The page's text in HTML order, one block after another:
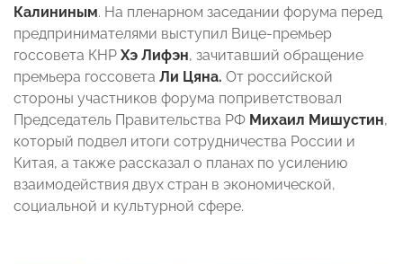
Калининым. На пленарном заседании форума перед
предпринимателями выступил Вице-премьер
госсовета КНР Хэ Лифэн, зачитавший обращение
премьера госсовета Ли Цяна. От российской
стороны участников форума поприветствовал
Председатель Правительства РФ Михаил Мишустин,
который подвел итоги сотрудничества России и
Китая, а также рассказал о планах по усилению
взаимодействия двух стран в экономической,
социальной и культурной сфере.